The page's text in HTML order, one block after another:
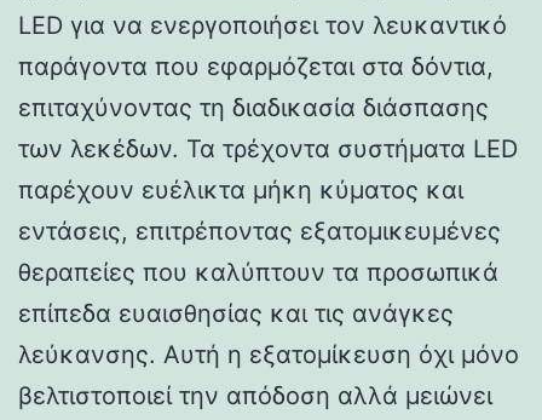
LED για να ενεργοποιήσει τον λευκαντικό
παράγοντα που εφαρμόζεται στα δόντια,
επιταχύνοντας τη διαδικασία διάσπασης
των λεκέδων. Τα τρέχοντα συστήματα LED
παρέχουν ευέλικτα μήκη κύματος και
εντάσεις, επιτρέποντας εξατομικευμένες
θεραπείες που καλύπτουν τα προσωπικά
επίπεδα ευαισθησίας και τις ανάγκες
λεύκανσης. Αυτή η εξατομίκευση όχι μόνο
βελτιστοποιεί την απόδοση αλλά μειώνει